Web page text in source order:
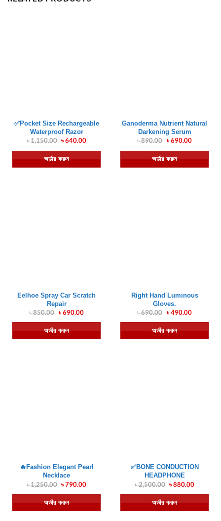
✅Pocket Size Rechargeable
Waterproof Razor
৳1,150.00 Original
was:
৳ 1,150.00.
৳640.00Current
is:
৳ 640.00.
অর্ডার করুন
Ganoderma Nutrient Natural
Darkening Serum
৳890.00 Original
was:
৳ 890.00.
৳690.00Current
is:
৳ 690.00.
অর্ডার করুন
Eelhoe Spray Car Scratch
Repair
৳850.00 Original
was:
৳ 850.00.
৳690.00Current
is:
৳ 690.00.
অর্ডার করুন
Right Hand Luminous
Gloves.
৳690.00 Original
was:
৳ 690.00.
৳490.00Current
is:
৳ 490.00.
অর্ডার করুন
🔥Fashion Elegant Pearl
Necklace
৳1,250.00 Original
was:
৳ 1,250.00.
৳790.00Current
is:
৳ 790.00.
অর্ডার করুন
✅BONE CONDUCTION
HEADPHONE
৳2,500.00 Original
was:
৳ 2,500.00.
৳880.00Current
is:
৳ 880.00.
অর্ডার করুন